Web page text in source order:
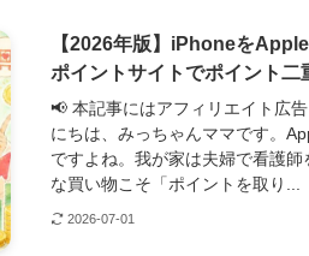
【2026年版】iPhoneを
ポイントサイトでポイント二
📢 本記事にはアフィリエイト広
にちは、みっちゃんママです。
ですよね。我が家は夫婦で看護
な買い物こそ「ポイントを取り...
2026-07-01